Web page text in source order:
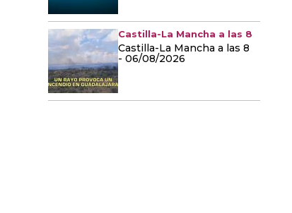
Castilla-La Mancha a las 8
Castilla-La Mancha a las 8
- 06/08/2026